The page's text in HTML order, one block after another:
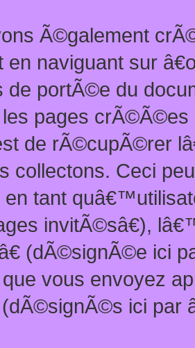
Ã©galement
en naviguant sur
de portÃ©e du
pages
de rÃ©cupÃ©rer
collectons. Ceci
en tant
invitÃ©sâ€),
(dÃ©signÃ©e ici
vous envoyez
ici par